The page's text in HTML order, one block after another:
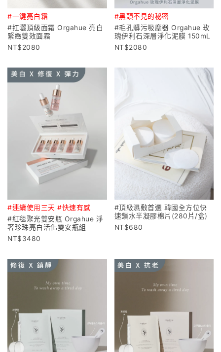
#一鍵亮白霜
#扛曬頂級面霜 Orgahue 亮白
緊緻雙效面霜
2080
#黑頭不見的秘密
#毛孔髒污吸塵器 Orgahue 玫
瑰伊利石深層淨化泥膜 150mL
2080
#連續使用三天 #快速有感
#紅毯聚光雙安瓶 Orgahue 淨
奢珍珠亮白活化雙安瓶組
3480
#頂級濕敷首選 韓國全方位快
速鎖水半凝膠棉片(280片/盒)
680